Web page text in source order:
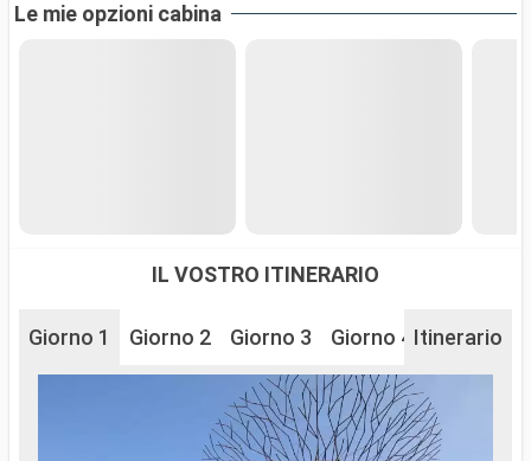
Le mie opzioni cabina
IL VOSTRO ITINERARIO
Giorno 1 Giorno 2 Giorno 3 Giorno 4 Giorno 6
Itinerario